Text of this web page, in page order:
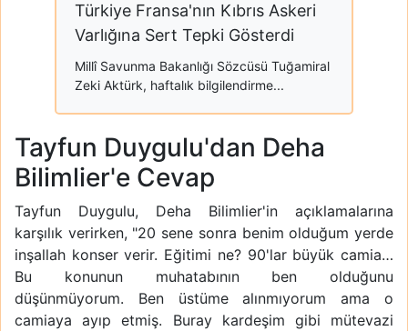
Türkiye Fransa'nın Kıbrıs Askeri
Varlığına Sert Tepki Gösterdi
Millî Savunma Bakanlığı Sözcüsü Tuğamiral
Zeki Aktürk, haftalık bilgilendirme...
Tayfun Duygulu'dan Deha
Bilimlier'e Cevap
Tayfun Duygulu, Deha Bilimlier'in açıklamalarına
karşılık verirken, "20 sene sonra benim olduğum yerde
inşallah konser verir. Eğitimi ne? 90'lar büyük camia…
Bu konunun muhatabının ben olduğunu
düşünmüyorum. Ben üstüme alınmıyorum ama o
camiaya ayıp etmiş. Buray kardeşim gibi mütevazi